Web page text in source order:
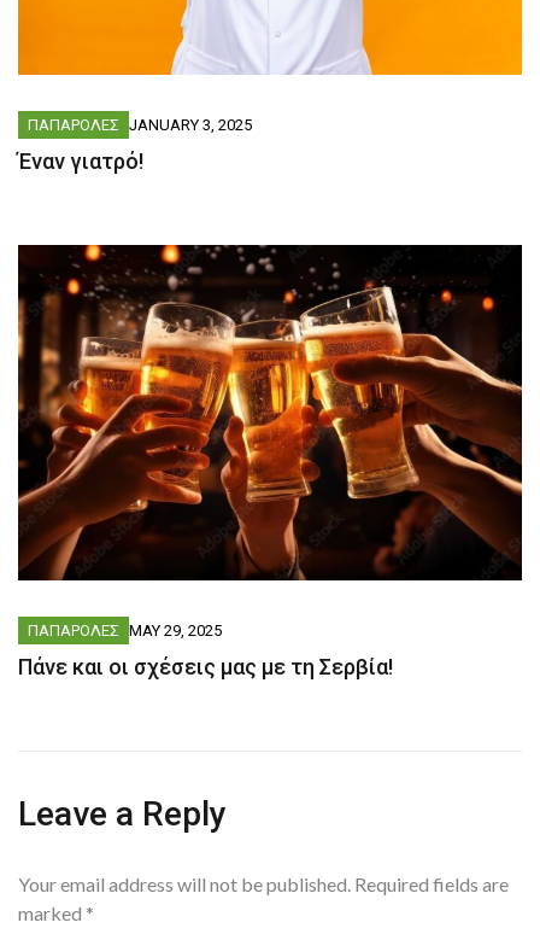
ΠΑΠΑΡΟΛΕΣ JANUARY 3, 2025
Έναν γιατρό!
ΠΑΠΑΡΟΛΕΣ MAY 29, 2025
Πάνε και οι σχέσεις μας με τη Σερβία!
Leave a Reply
Your email address will not be published. Required fields are
marked *